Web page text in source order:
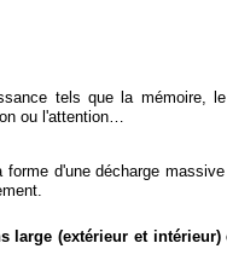
tels que la mémoire,
ou l'attention…
d'une décharge
large (extérieur et intérieur)